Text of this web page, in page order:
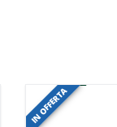
IN OFFERTA